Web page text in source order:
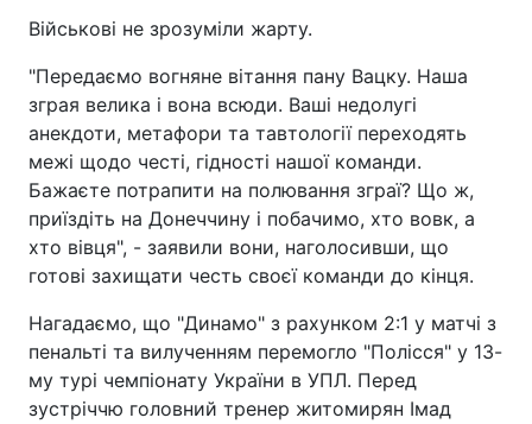
Військові не зрозуміли жарту.
"Передаємо вогняне вітання пану Вацку. Наша
зграя велика і вона всюди. Ваші недолугі
анекдоти, метафори та тавтології переходять
межі щодо честі, гідності нашої команди.
Бажаєте потрапити на полювання зграї? Що ж,
приїздіть на Донеччину і побачимо, хто вовк, а
хто вівця", - заявили вони, наголосивши, що
готові захищати честь своєї команди до кінця.
Нагадаємо, що "Динамо" з рахунком 2:1 у матчі з
пенальті та вилученням перемогло "Полісся" у 13-
му турі чемпіонату України в УПЛ. Перед
зустріччю головний тренер житомирян Імад